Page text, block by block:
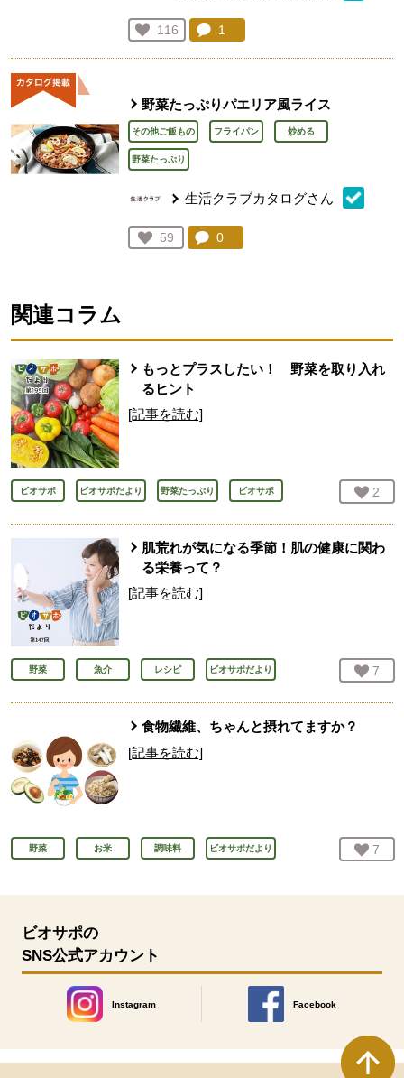
お気に入り登録：
116
人が登録
コメント：
1
野菜たっぷりパエリア風ライス
その他ご飯もの フライパン 炒める
野菜たっぷり
生活クラブカタログさん
お気に入り登録：
59
人が登録
コメント：
0
関連コラム
もっとプラスしたい！ 野菜を取り入れ
るヒント
[記事を読む]
ビオサポ ビオサポだより 野菜たっぷり ビオサポ お気
2
肌荒れが気になる季節！肌の健康に関わ
る栄養って？
[記事を読む]
野菜 魚介 レシピ ビオサポだより お気
7
食物繊維、ちゃんと摂れてますか？
[記事を読む]
野菜 お米 調味料 ビオサポだより お気
7
ビオサポの
SNS公式アカウント
Instagram
別のウィンドウで開きます。
Facebook
別のウィンドウで開きます